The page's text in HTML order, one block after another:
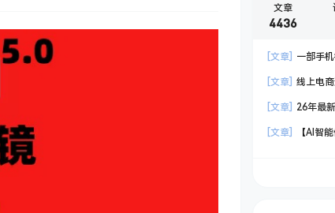
文章
4436
[文章]
一部手
[文章]
线上电
作战规划
[文章]
26年最
[文章]
【AI智
频，轻松起号